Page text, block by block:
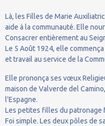
Là, les Filles de Marie
aide à la communauté. Elle
Consacrer entièrement au
Le 5 Août 1924, elle
et travail au service de la
Elle prononça ses vœux
maison de Valverde del
l'Espagne.
Les petites filles du patronage
Foi simple. Les deux pôles de